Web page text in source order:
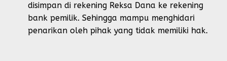
disimpan di rekening Reksa Dana ke rekening
bank pemilik. Sehingga mampu menghidari
penarikan oleh pihak yang tidak memiliki hak.